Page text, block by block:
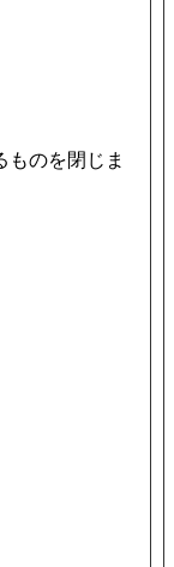
ものを閉じま